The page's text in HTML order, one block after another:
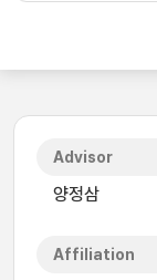
Advisor
양정삼
Affiliation